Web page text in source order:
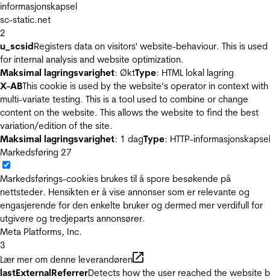
informasjonskapsel
sc-static.net
2
u_scsidRegisters data on visitors' website-behaviour. This is used
for internal analysis and website optimization.
Maksimal lagringsvarighet: ØktType: HTML lokal lagring
X-ABThis cookie is used by the website’s operator in context with
multi-variate testing. This is a tool used to combine or change
content on the website. This allows the website to find the best
variation/edition of the site.
Maksimal lagringsvarighet: 1 dagType: HTTP-informasjonskapsel
Markedsføring 27
Markedsførings-cookies brukes til å spore besøkende på
nettsteder. Hensikten er å vise annonser som er relevante og
engasjerende for den enkelte bruker og dermed mer verdifull for
utgivere og tredjeparts annonsører.
Meta Platforms, Inc.
3
Lær mer om denne leverandøren
lastExternalReferrerDetects how the user reached the website